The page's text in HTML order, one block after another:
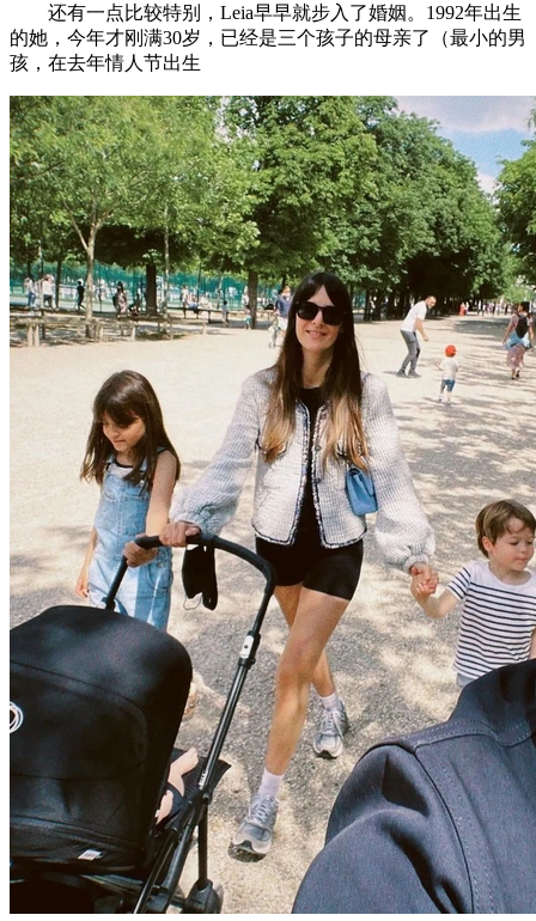
还有一点比较特别，Leia早早就步入了婚姻。1992年出生
的她，今年才刚满30岁，已经是三个孩子的母亲了（最小的男
孩，在去年情人节出生